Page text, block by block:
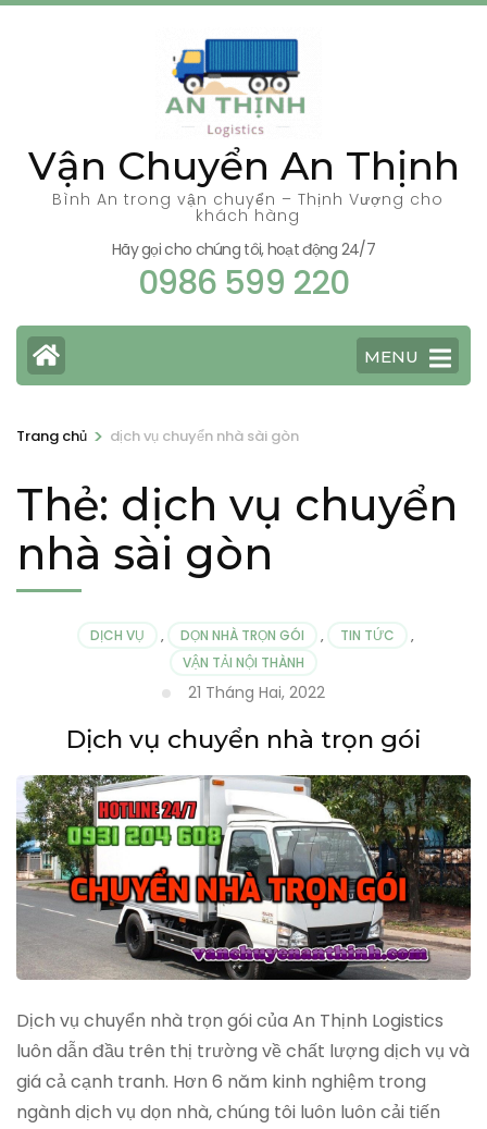
Bỏ
dungVận Chuyển An Thịnh
Bình An trong vận chuyển – Thịnh Vượng cho
khách hàng
Hãy gọi cho chúng tôi, hoạt động 24/7
0986 599 220
MENU
Trang chủ > dịch vụ chuyển nhà sài gòn
Thẻ: dịch vụ chuyển
nhà sài gòn
DỊCH VỤ , DỌN NHÀ TRỌN GÓI , TIN TỨC
,
VẬN TẢI NỘI THÀNH
21 Tháng Hai, 2022
Dịch vụ chuyển nhà trọn gói
Dịch vụ chuyển nhà trọn gói của An Thịnh Logistics
luôn dẫn đầu trên thị trường về chất lượng dịch vụ và
giá cả cạnh tranh. Hơn 6 năm kinh nghiệm trong
ngành dịch vụ dọn nhà, chúng tôi luôn luôn cải tiến